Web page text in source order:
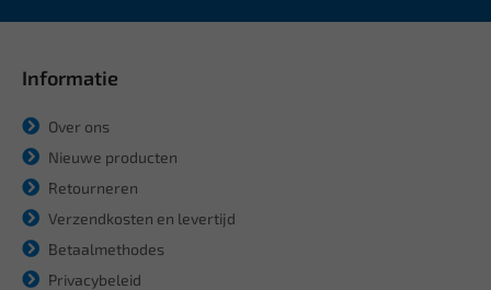
Informatie
Over ons
Nieuwe producten
Retourneren
Verzendkosten en levertijd
Betaalmethodes
Privacybeleid